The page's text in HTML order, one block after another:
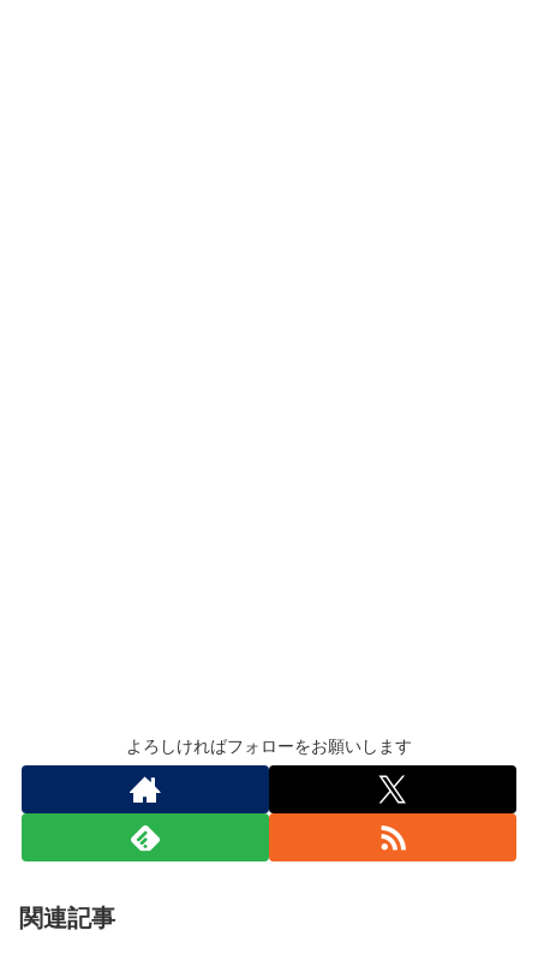
よろしければフォローをお願いします
関連記事